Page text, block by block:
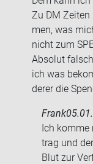
Zu DM
men, was
nicht zum
Ab­so­lut
ich was
derer die
Frank
Ich
trag und
Blut zur